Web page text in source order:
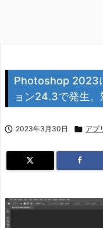
Photoshop 2023
ョン24.3で発生。
 2023年3月30日  アプ